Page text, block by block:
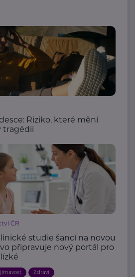
Riziko, které mění
tragédii
ČR
studie šancí na novou
připravuje nový portál pro
Zdraví